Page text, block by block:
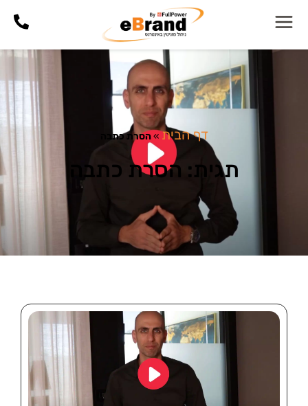
דף הבית »הסרת כתבה
תגית: הסרת כתבה